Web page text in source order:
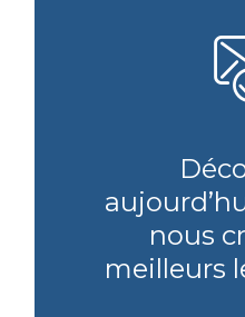
nous
meilleurs